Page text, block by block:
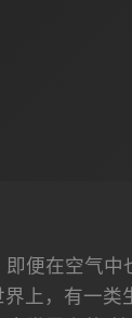
便在空气
上，有一